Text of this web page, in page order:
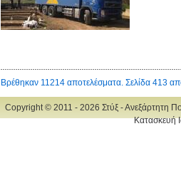
Βρέθηκαν 11214 αποτελέσματα. Σελίδα 413
Copyright © 2011 - 2026 Στύξ - Ανεξάρτητη
Κατασκευή